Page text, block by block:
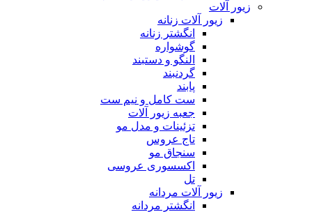
زیور آلات
زیور آلات زنانه
انگشتر زنانه
گوشواره
النگو و دستبند
گردنبند
پابند
ست کامل و نیم ست
جعبه زیور آلات
تزئینات و مدل مو
تاج عروس
سنجاق مو
اکسسوری عروسی
تل
زیور آلات مردانه
انگشتر مردانه